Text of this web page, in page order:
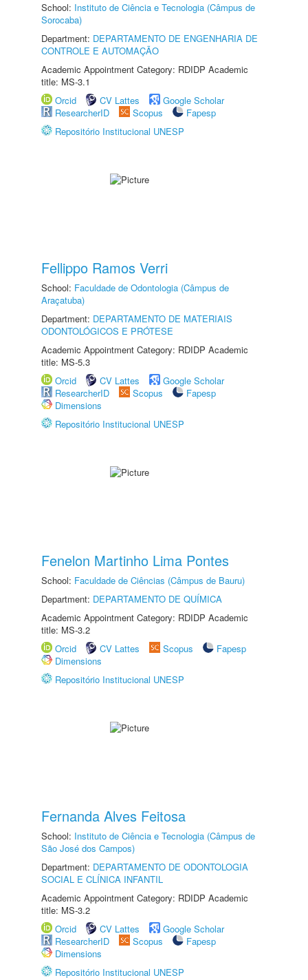
School: Instituto de Ciência e Tecnologia (Câmpus de
Sorocaba)
Department: DEPARTAMENTO DE ENGENHARIA DE
CONTROLE E AUTOMAÇÃO
Academic Appointment Category: RDIDP Academic
title: MS-3.1
Orcid
CV Lattes
Google Scholar
ResearcherID
Scopus
Fapesp
Repositório Institucional UNESP
Fellippo Ramos Verri
School: Faculdade de Odontologia (Câmpus de
Araçatuba)
Department: DEPARTAMENTO DE MATERIAIS
ODONTOLÓGICOS E PRÓTESE
Academic Appointment Category: RDIDP Academic
title: MS-5.3
Orcid
CV Lattes
Google Scholar
ResearcherID
Scopus
Fapesp
Dimensions
Repositório Institucional UNESP
Fenelon Martinho Lima Pontes
School: Faculdade de Ciências (Câmpus de Bauru)
Department: DEPARTAMENTO DE QUÍMICA
Academic Appointment Category: RDIDP Academic
title: MS-3.2
Orcid
CV Lattes Scopus
Fapesp
Dimensions
Repositório Institucional UNESP
Fernanda Alves Feitosa
School: Instituto de Ciência e Tecnologia (Câmpus de
São José dos Campos)
Department: DEPARTAMENTO DE ODONTOLOGIA
SOCIAL E CLÍNICA INFANTIL
Academic Appointment Category: RDIDP Academic
title: MS-3.2
Orcid
CV Lattes
Google Scholar
ResearcherID
Scopus
Fapesp
Dimensions
Repositório Institucional UNESP